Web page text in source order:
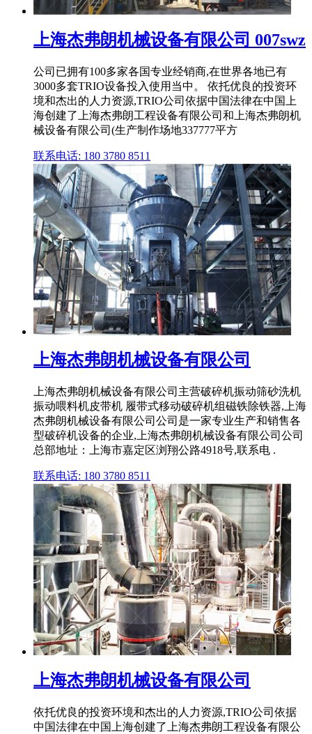
上海杰弗朗机械设备有限公司 007swz
公司已拥有100多家各国专业经销商,在世界各地已有
3000多套TRIO设备投入使用当中。 依托优良的投资环
境和杰出的人力资源,TRIO公司依据中国法律在中国上
海创建了上海杰弗朗工程设备有限公司和上海杰弗朗机
械设备有限公司(生产制作场地337777平方
联系电话: 180 3780 8511
上海杰弗朗机械设备有限公司
上海杰弗朗机械设备有限公司主营破碎机振动筛砂洗机
振动喂料机皮带机 履带式移动破碎机组磁铁除铁器,上海
杰弗朗机械设备有限公司公司是一家专业生产和销售各
型破碎机设备的企业,上海杰弗朗机械设备有限公司公司
总部地址：上海市嘉定区浏翔公路4918号,联系电 .
联系电话: 180 3780 8511
上海杰弗朗机械设备有限公司
依托优良的投资环境和杰出的人力资源,TRIO公司依据
中国法律在中国上海创建了上海杰弗朗工程设备有限公